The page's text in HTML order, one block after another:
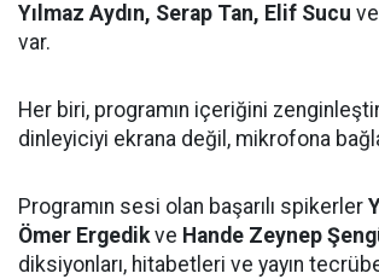
Yılmaz Aydın, Serap Tan, Elif Sucu ve
var.
Her biri, programın içeriğini
dinleyiciyi ekrana değil, mikrofona
Programın sesi olan başarılı spikerler
Ömer Ergedikve Hande Zeynep
diksiyonları, hitabetleri ve yayın